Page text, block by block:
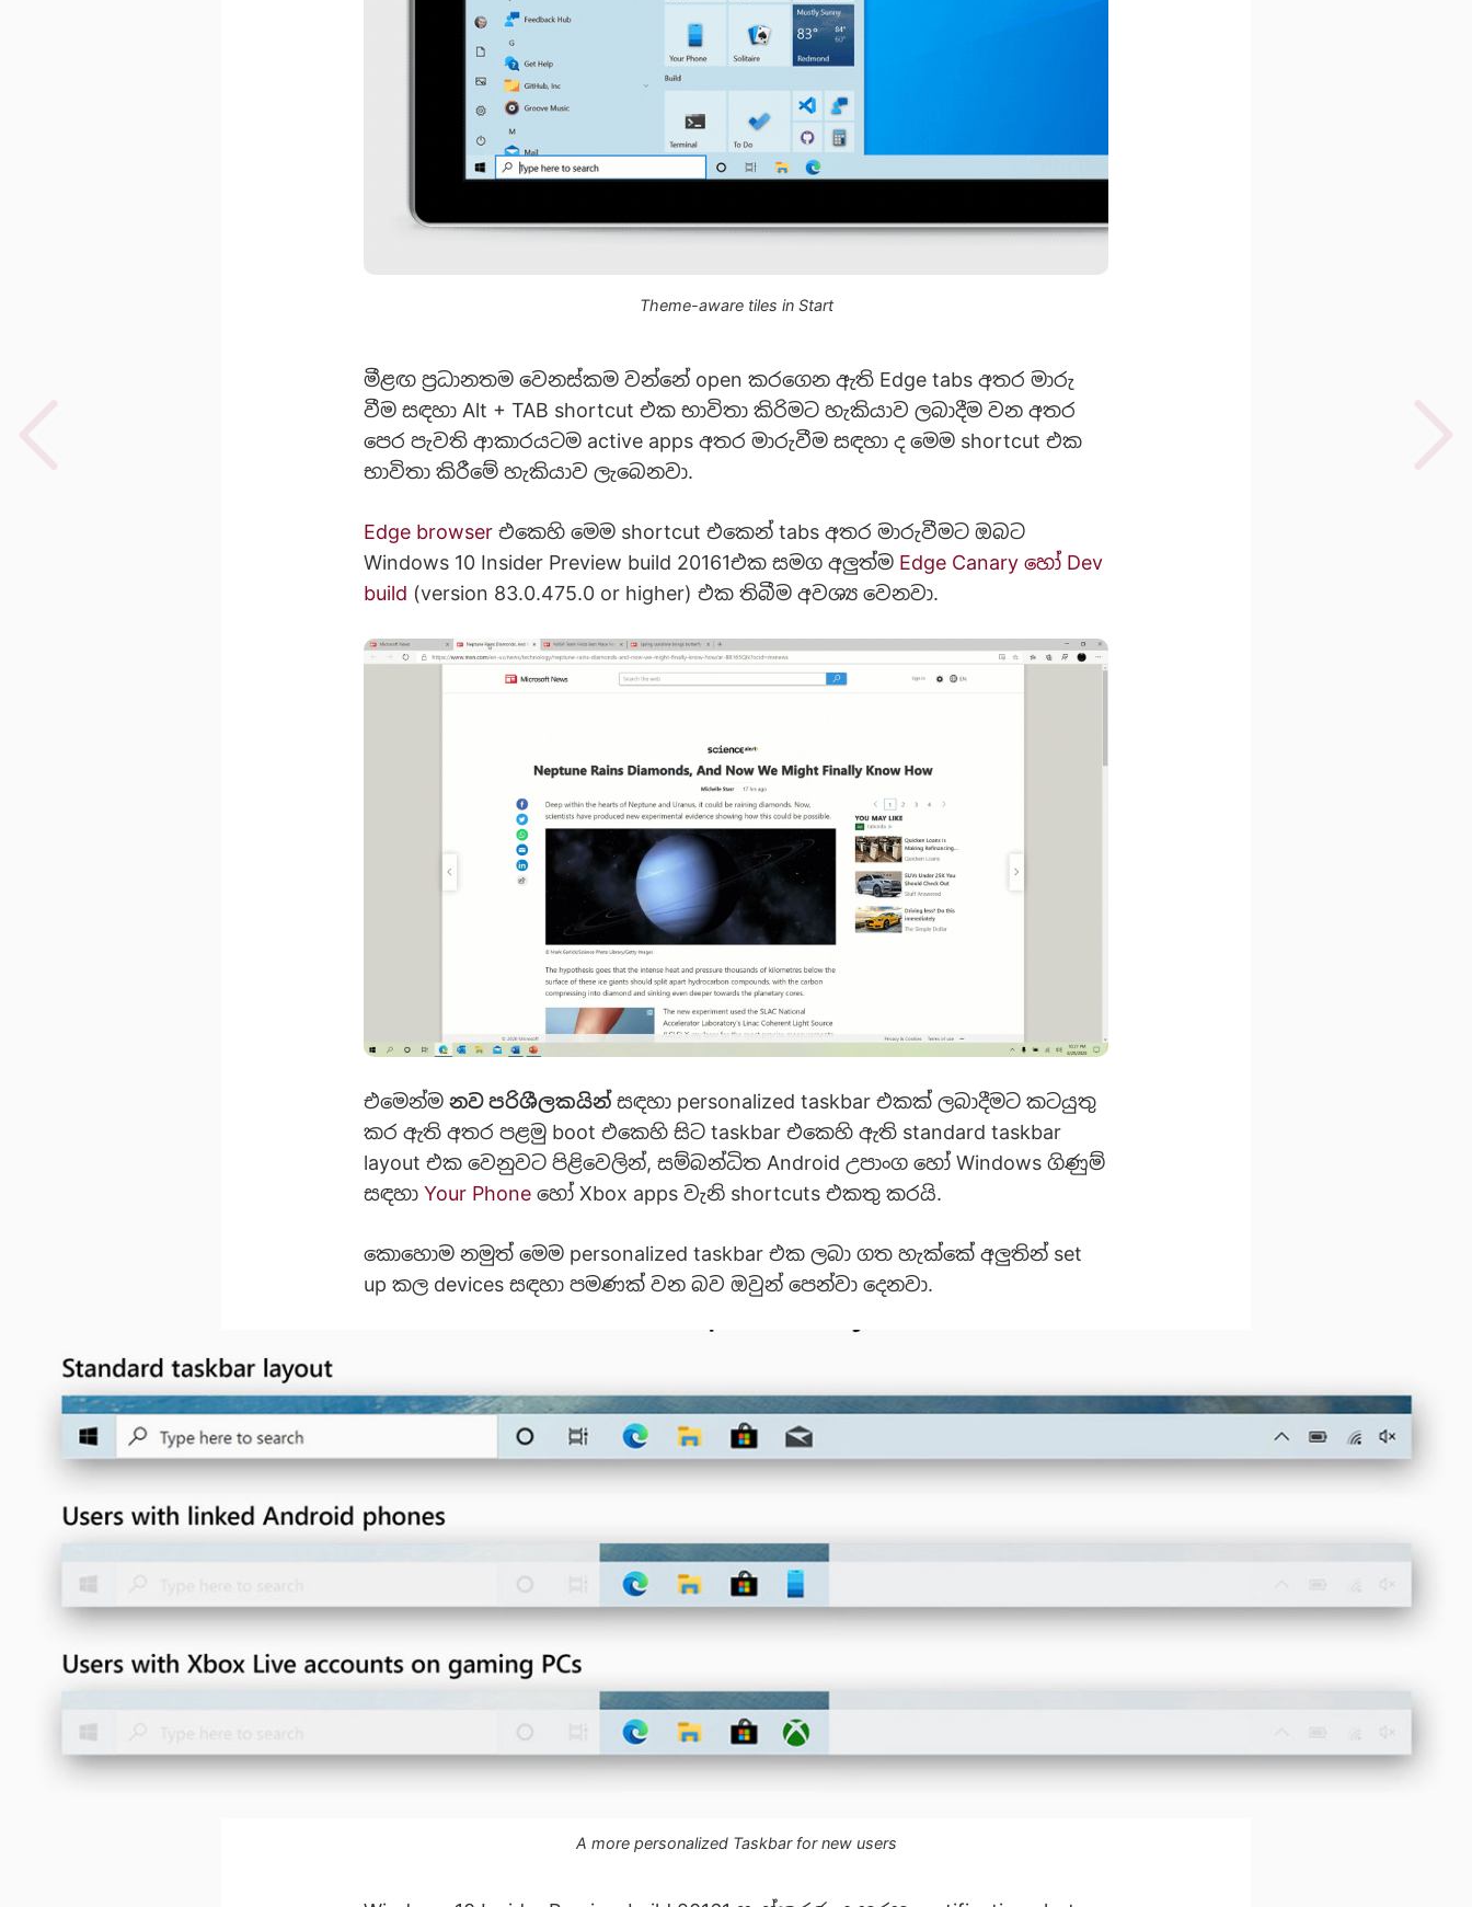
Theme-aware tiles in Start
මීළඟ ප්‍රධානතම වෙනස්කම වන්නේ open කරගෙන ඇති Edge tabs අතර මාරු
වීම සඳහා Alt + TAB shortcut එක භාවිතා කිරිමට හැකියාව ලබාදීම වන අතර
පෙර පැවති ආකාරයටම active apps අතර මාරුවීම සඳහා ද මෙම shortcut එක
භාවිතා කිරීමේ හැකියාව ලැබෙනවා.
Edge browser එකෙහි මෙම shortcut එකෙන් tabs අතර මාරුවීමට ඔබට
Windows 10 Insider Preview build 20161එක සමග අලුත්ම Edge Canary හෝ Dev
build (version 83.0.475.0 or higher) එක තිබීම අවශ්‍ය වෙනවා.
එමෙන්ම නව පරිශීලකයින් සඳහා personalized taskbar එකක් ලබාදීමට කටයුතු
කර ඇති අතර පළමු boot එකෙහි සිට taskbar එකෙහි ඇති standard taskbar
layout එක වෙනුවට පිළිවෙලින්, සම්බන්ධිත Android උපාංග හෝ Windows ගිණුම්
සඳහා Your Phone හෝ Xbox apps වැනි shortcuts එකතු කරයි.
කොහොම නමුත් මෙම personalized taskbar එක ලබා ගත හැක්කේ අලුතින් set
up කල devices සඳහා පමණක් වන බව ඔවුන් පෙන්වා දෙනවා.
A more personalized Taskbar for new users